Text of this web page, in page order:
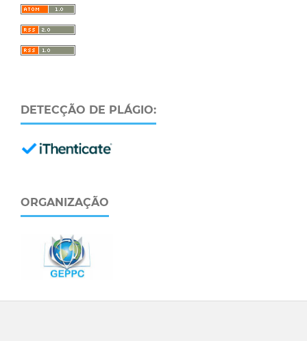
DETECÇÃO DE PLÁGIO:
ORGANIZAÇÃO